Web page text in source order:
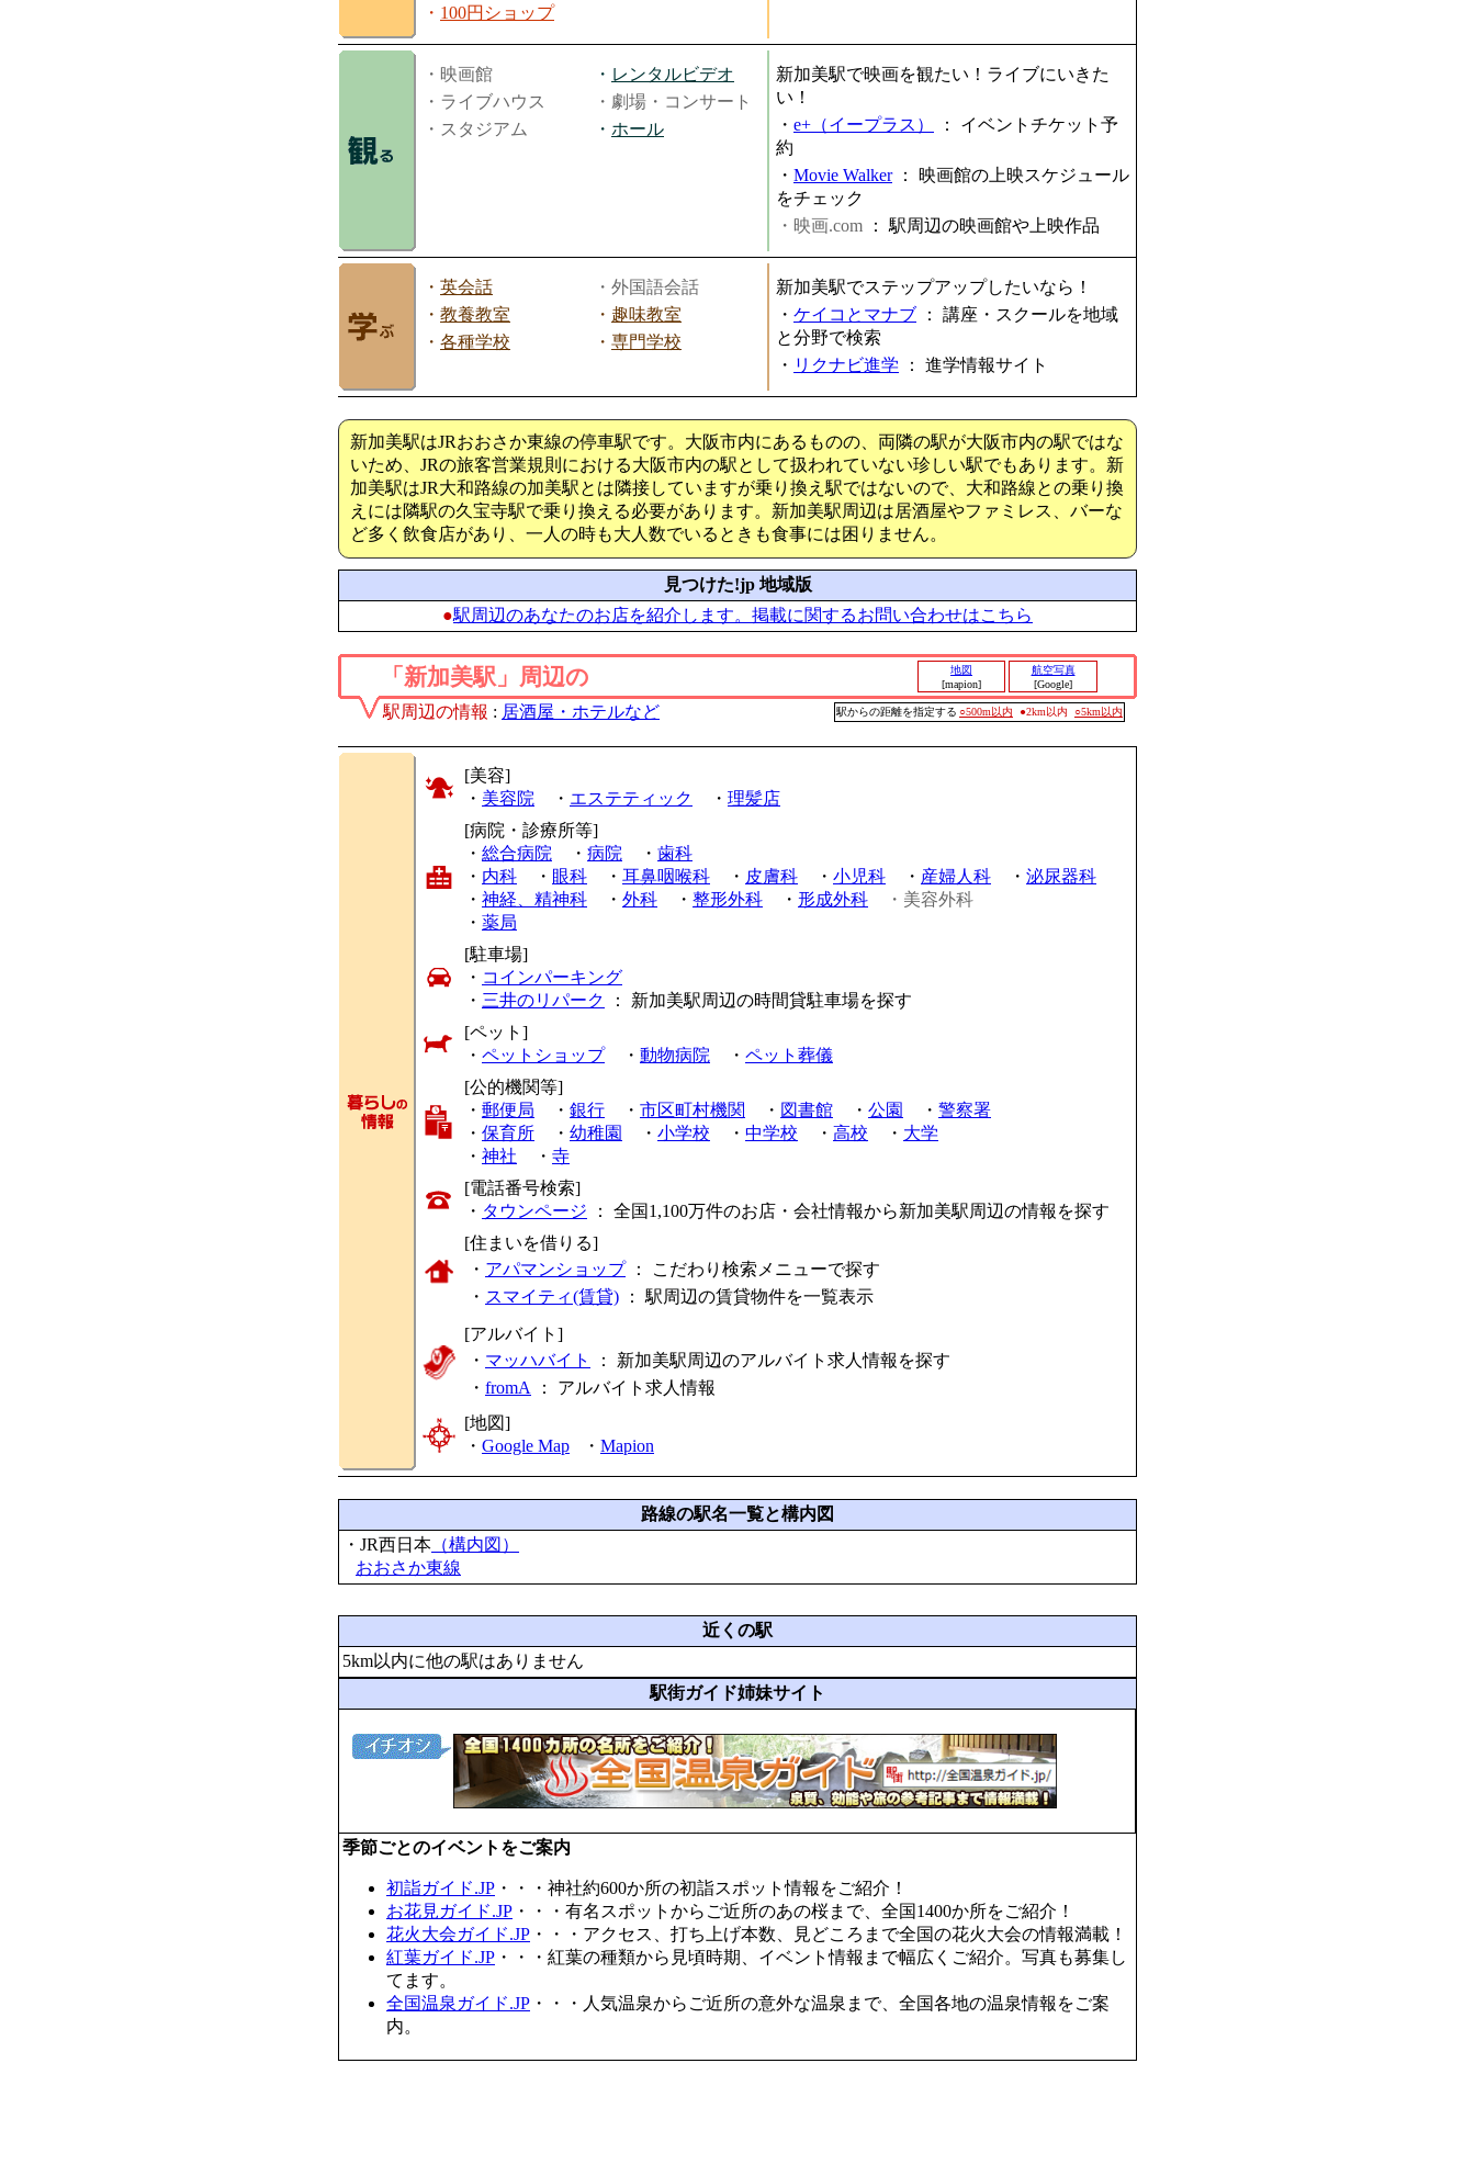
・ 100円ショップ
・映画館 ・ レンタルビデオ
・ライブハウス
・劇場・コンサート
・スタジアム
・ ホール
新加美駅で映画を観たい！ライブにいきた
い！
・ e+（イープラス） ： イベントチケット予
約
・ Movie Walker： 映画館の上映スケジュール
をチェック
・映画.com ： 駅周辺の映画館や上映作品
・ 英会話
・外国語会話
・ 教養教室 ・ 趣味教室
・ 各種学校 ・ 専門学校
新加美駅でステップアップしたいなら！
・ ケイコとマナブ ： 講座・スクールを地域
と分野で検索
・ リクナビ進学 ： 進学情報サイト
新加美駅はJRおおさか東線の停車駅です。大阪市内にあるものの、両隣の駅が大阪市内の駅ではな
いため、JRの旅客営業規則における大阪市内の駅として扱われていない珍しい駅でもあります。新
加美駅はJR大和路線の加美駅とは隣接していますが乗り換え駅ではないので、大和路線との乗り換
えには隣駅の久宝寺駅で乗り換える必要があります。新加美駅周辺は居酒屋やファミレス、バーな
ど多く飲食店があり、一人の時も大人数でいるときも食事には困りません。
見つけた!jp 地域版
●駅周辺のあなたのお店を紹介します。掲載に関するお問い合わせはこちら
「新加美駅」周辺の
地図
[mapion]
航空写真
[Google]
駅周辺の情報 : 居酒屋・ホテルなど 駅からの距離を指定する ○500m以内 ●2km以内 ○5km以内
[美容]
・ 美容院 ・ エステティック ・ 理髪店
[病院・診療所等]
・ 総合病院 ・ 病院 ・ 歯科
・ 内科 ・ 眼科 ・ 耳鼻咽喉科 ・ 皮膚科 ・ 小児科 ・ 産婦人科 ・ 泌尿器科
・ 神経、精神科 ・ 外科 ・ 整形外科 ・ 形成外科
・美容外科
・ 薬局
[駐車場]
・ コインパーキング
・ 三井のリパーク
： 新加美駅周辺の時間貸駐車場を探す
[ペット]
・ ペットショップ・ 動物病院 ・ ペット葬儀
[公的機関等]
・ 郵便局 ・ 銀行 ・ 市区町村機関 ・ 図書館 ・ 公園 ・ 警察署
・ 保育所 ・ 幼稚園 ・ 小学校 ・ 中学校 ・ 高校 ・ 大学
・ 神社 ・ 寺
[電話番号検索]
・ タウンページ ： 全国1,100万件のお店・会社情報から新加美駅周辺の情報を探す
[住まいを借りる]
・ アパマンショップ： こだわり検索メニューで探す
・ スマイティ(賃貸) ： 駅周辺の賃貸物件を一覧表示
[アルバイト]
・ マッハバイト
： 新加美駅周辺のアルバイト求人情報を探す
・ fromA ： アルバイト求人情報
[地図]
・ Google Map ・ Mapion
路線の駅名一覧と構内図
・JR西日本 （構内図）
おおさか東線
近くの駅
5km以内に他の駅はありません
駅街ガイド姉妹サイト
季節ごとのイベントをご案内
初詣ガイド.JP ・・・神社約600か所の初詣スポット情報をご紹介！
お花見ガイド.JP ・・・有名スポットからご近所のあの桜まで、全国1400か所をご紹介！
花火大会ガイド.JP ・・・アクセス、打ち上げ本数、見どころまで全国の花火大会の情報満載！
紅葉ガイド.JP ・・・紅葉の種類から見頃時期、イベント情報まで幅広くご紹介。写真も募集し
てます。
全国温泉ガイド.JP ・・・人気温泉からご近所の意外な温泉まで、全国各地の温泉情報をご案
内。